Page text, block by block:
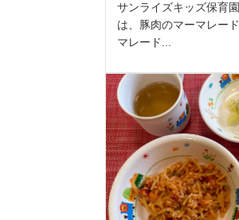
サンライズキッズ保育
は、豚肉のマーマレー
マレード...